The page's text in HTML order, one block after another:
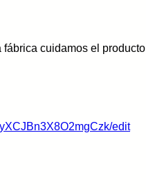
cuidamos el
edit